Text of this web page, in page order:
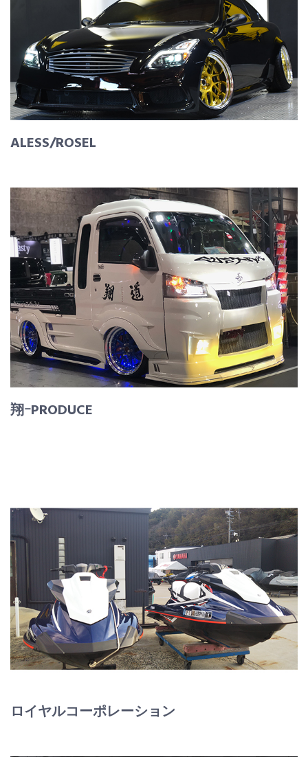
ALESS/ROSEL
翔ｰPRODUCE
ロイヤルコーポレーション